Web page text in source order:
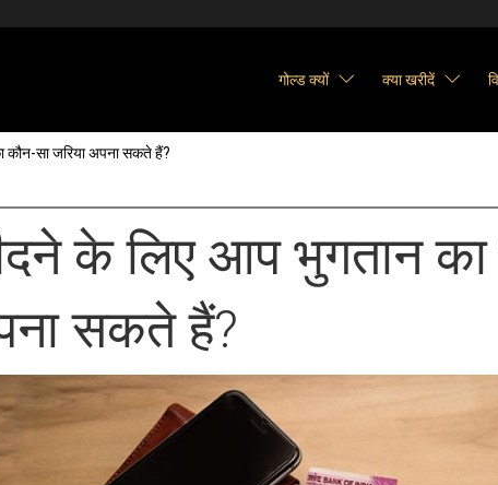
गोल्ड क्यों क्या खरीदें
कौन-सा जरिया अपना सकते हैं?
के लिए आप भुगतान का
सकते हैं?